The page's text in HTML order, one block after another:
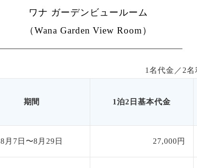
ワナ ガーデンビュールーム
（Wana Garden View Room）
1名代金／ 2名
期間 1泊2日基本代金
8月7日〜8月29日 27,000円